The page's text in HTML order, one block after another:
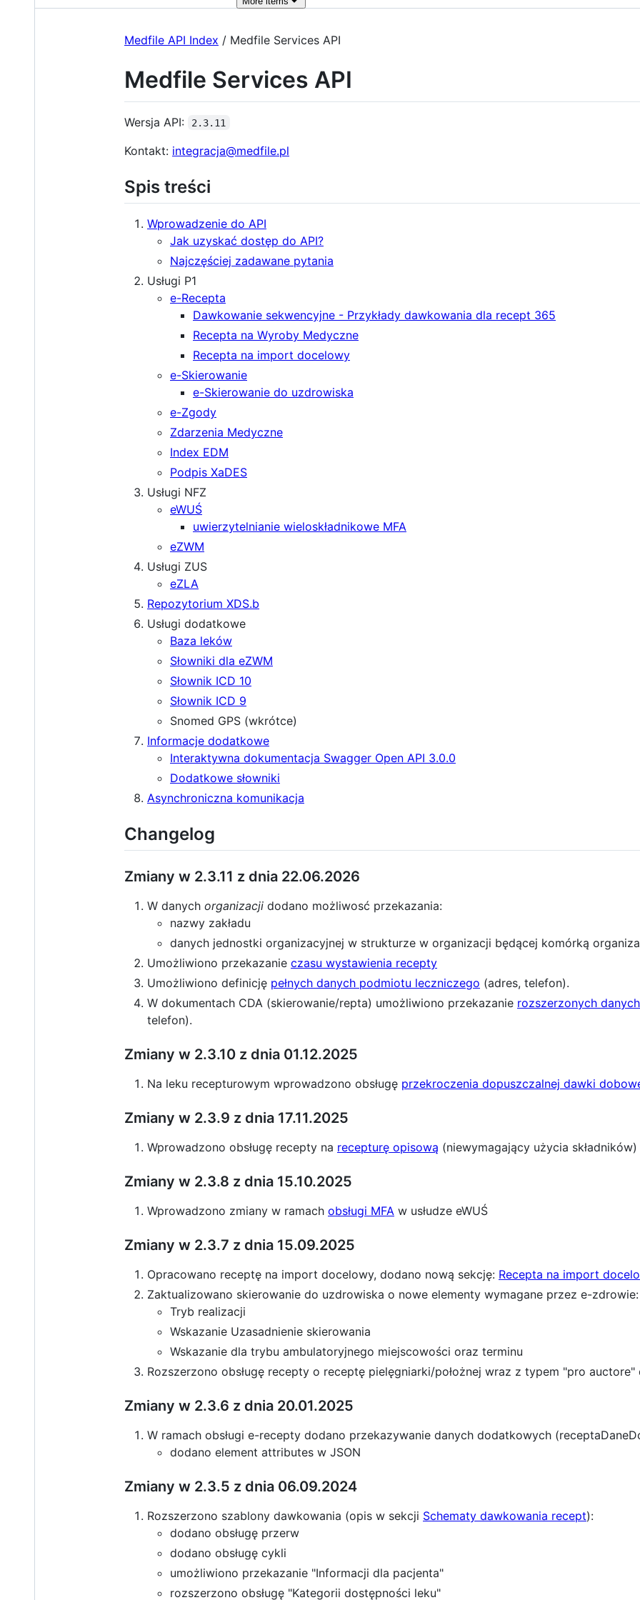
Medfile API Index / Medfile Services API
Medfile Services API
Wersja API: 2.3.11
Kontakt: integracja@medfile.pl
Spis treści
Wprowadzenie do API
Jak uzyskać dostęp do API?
Najczęściej zadawane pytania
Usługi P1
e-Recepta
Dawkowanie sekwencyjne - Przykłady dawkowania dla recept 365
Recepta na Wyroby Medyczne
Recepta na import docelowy
e-Skierowanie
e-Skierowanie do uzdrowiska
e-Zgody
Zdarzenia Medyczne
Index EDM
Podpis XaDES
Usługi NFZ
eWUŚ
uwierzytelnianie wieloskładnikowe MFA
eZWM
Usługi ZUS
eZLA
Repozytorium XDS.b
Usługi dodatkowe
Baza leków
Słowniki dla eZWM
Słownik ICD 10
Słownik ICD 9
Snomed GPS (wkrótce)
Informacje dodatkowe
Interaktywna dokumentacja Swagger Open API 3.0.0
Dodatkowe słowniki
Asynchroniczna komunikacja
Changelog
Zmiany w 2.3.11 z dnia 22.06.2026
W danych organizacji dodano możliwosć przekazania:
nazwy zakładu
danych jednostki organizacyjnej w strukturze w organizacji będącej komórką
Umożliwiono przekazanie czasu wystawienia recepty
Umożliwiono definicję pełnych danych podmiotu leczniczego (adres, telefon).
W dokumentach CDA (skierowanie/repta) umożliwiono przekazanie rozszerzonych
telefon).
Zmiany w 2.3.10 z dnia 01.12.2025
Na leku recepturowym wprowadzono obsługę przekroczenia dopuszczalnej dawki
Zmiany w 2.3.9 z dnia 17.11.2025
Wprowadzono obsługę recepty na recepturę opisową (niewymagający użycia składników)
Zmiany w 2.3.8 z dnia 15.10.2025
Wprowadzono zmiany w ramach obsługi MFA w usłudze eWUŚ
Zmiany w 2.3.7 z dnia 15.09.2025
Opracowano receptę na import docelowy, dodano nową sekcję: Recepta na import
Zaktualizowano skierowanie do uzdrowiska o nowe elementy wymagane przez e-zdrowie:
Tryb realizacji
Wskazanie Uzasadnienie skierowania
Wskazanie dla trybu ambulatoryjnego miejscowości oraz terminu
Rozszerzono obsługę recepty o receptę pielęgniarki/położnej wraz z typem "pro
Zmiany w 2.3.6 z dnia 20.01.2025
W ramach obsługi e-recepty dodano przekazywanie danych dodatkowych
dodano element attributes w JSON
Zmiany w 2.3.5 z dnia 06.09.2024
Rozszerzono szablony dawkowania (opis w sekcji Schematy dawkowania recept):
dodano obsługę przerw
dodano obsługę cykli
umożliwiono przekazanie "Informacji dla pacjenta"
rozszerzono obsługę "Kategorii dostępności leku"